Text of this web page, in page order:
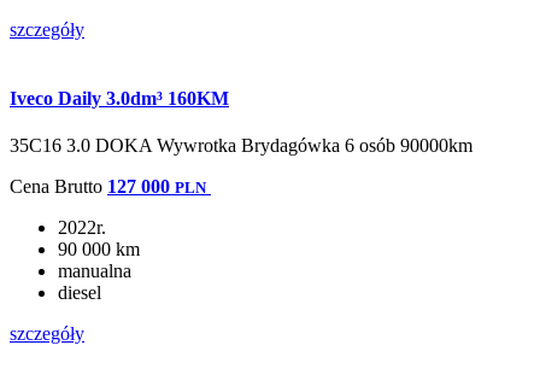
szczegóły
Iveco Daily 3.0dm³ 160KM
35C16 3.0 DOKA Wywrotka Brydagówka 6 osób 90000km
Cena Brutto 127 000 PLN
2022r.
90 000 km
manualna
diesel
szczegóły